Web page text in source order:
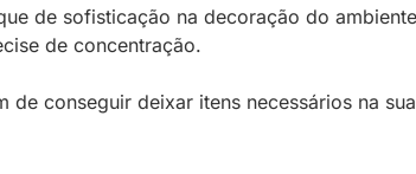
de sofisticação na decoração do
de concentração.
conseguir deixar itens necessários na